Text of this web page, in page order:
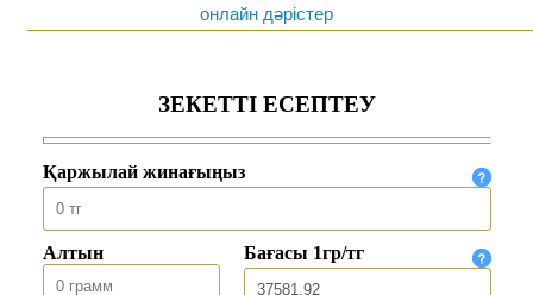
онлайн дәрістер